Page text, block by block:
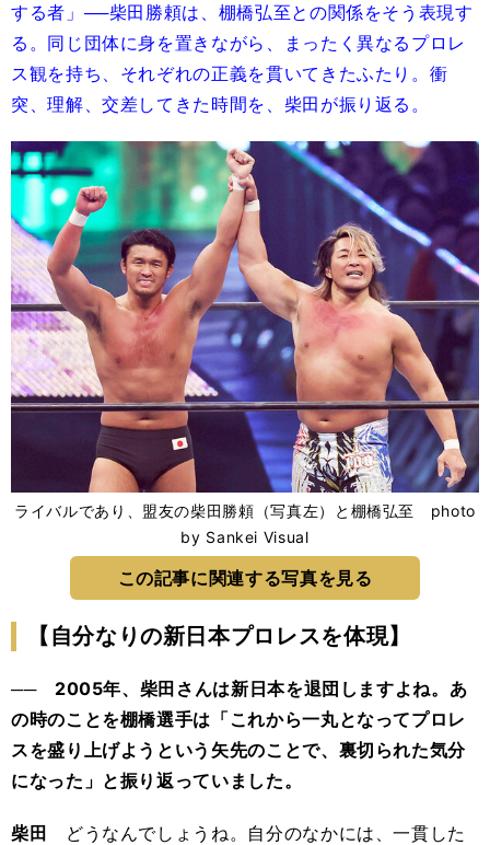
する者」──柴田勝頼は、棚橋弘至との関係をそう表現す
る。同じ団体に身を置きながら、まったく異なるプロレ
ス観を持ち、それぞれの正義を貫いてきたふたり。衝
突、理解、交差してきた時間を、柴田が振り返る。
ライバルであり、盟友の柴田勝頼（写真左）と棚橋弘至 photo
by Sankei Visual
この記事に関連する写真を見る
【自分なりの新日本プロレスを体現】
── 2005年、柴田さんは新日本を退団しますよね。あ
の時のことを棚橋選手は「これから一丸となってプロレ
スを盛り上げようという矢先のことで、裏切られた気分
になった」と振り返っていました。
柴田
どうなんでしょうね。自分のなかには、一貫した